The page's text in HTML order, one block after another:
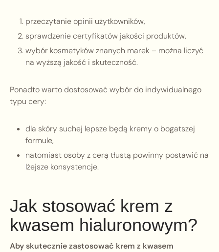
przeczytanie opinii użytkowników,
sprawdzenie certyfikatów jakości produktów,
wybór kosmetyków znanych marek – można liczyć
na wyższą jakość i skuteczność.
Ponadto warto dostosować wybór do indywidualnego
typu cery:
dla skóry suchej lepsze będą kremy o bogatszej
formule,
natomiast osoby z cerą tłustą powinny postawić na
lżejsze konsystencje.
Jak stosować krem z
kwasem hialuronowym?
Aby skutecznie zastosować krem z kwasem